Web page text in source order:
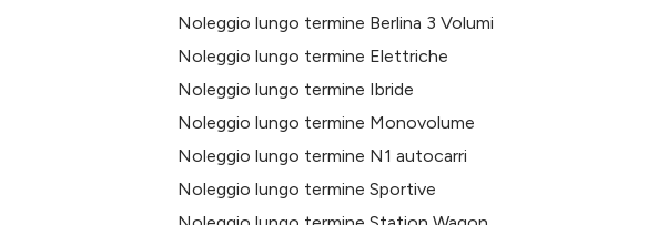
Noleggio lungo termine Berlina 3 Volumi
Noleggio lungo termine Elettriche
Noleggio lungo termine Ibride
Noleggio lungo termine Monovolume
Noleggio lungo termine N1 autocarri
Noleggio lungo termine Sportive